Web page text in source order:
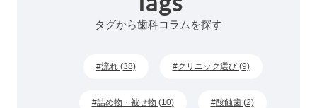
タグから歯科コラムを探す
流れ (38) クリニック選び (9)
詰め物・被せ物 (10) 酸蝕歯 (2)